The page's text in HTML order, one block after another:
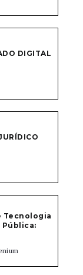
DIGITAL
Tecnologia
Pública: